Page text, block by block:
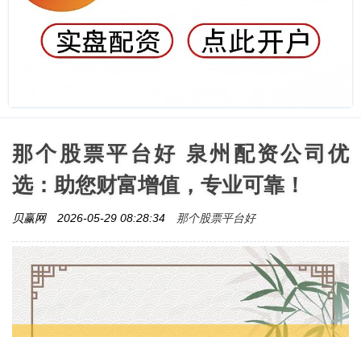
那个股票平台好 泉州配资公司优
选：助您财富增值，专业可靠！
贝赢网 2026-05-29 08:28:34 那个股票平台好